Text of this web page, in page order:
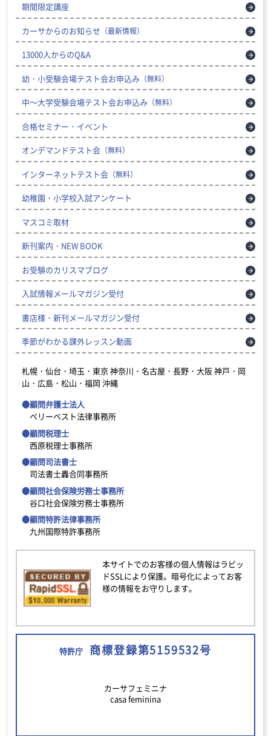
期間限定講座
カーサからのお知らせ （最新情報）
13000人からのQ&A
幼・小受験会場テスト会お申込み （無料）
中～大学受験会場テスト会お申込み （無料）
合格セミナー・イベント
オンデマンドテスト会 （無料）
インターネットテスト会 （無料）
幼稚園・小学校入試アンケート
マスコミ取材
新刊案内・NEW BOOK
お受験のカリスマブログ
入試情報メールマガジン受付
書店様・新刊メールマガジン受付
季節がわかる課外レッスン動画
札幌・仙台・埼玉・東京神奈川・名古屋・長野・大阪神戸・岡
山・広島・松山・福岡 沖縄
●顧問弁護士法人
ベリーベスト法律事務所
●顧問税理士
西原税理士事務所
●顧問司法書士
司法書士轟合同事務所
●顧問社会保険労務士事務所
谷口社会保険労務士事務所
●顧問特許法律事務所
九州国際特許事務所
本サイトでのお客様の個人情報はラピッ
ドSSLにより保護。暗号化によってお客
様の情報をお守りします。
特許庁 商標登録第5159532号
カーサフェミニナ
casa feminina